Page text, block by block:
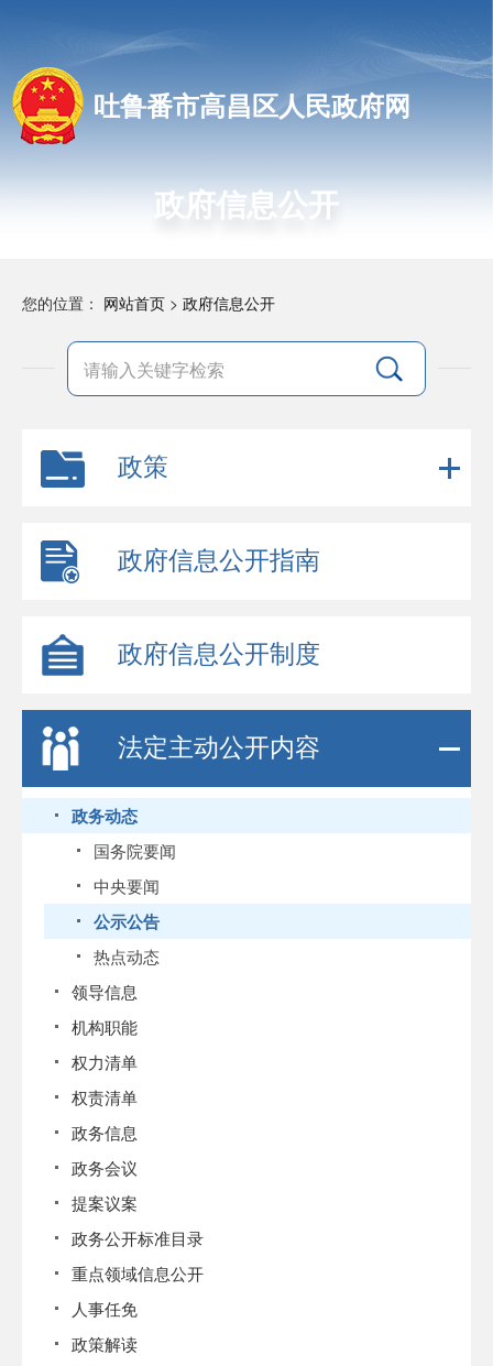
吐鲁番市高昌区人民政府网
政府信息公开
您的位置： 网站首页 > 政府信息公开
政策
政府信息公开指南
政府信息公开制度
法定主动公开内容
政务动态
国务院要闻
中央要闻
公示公告
热点动态
领导信息
机构职能
权力清单
权责清单
政务信息
政务会议
提案议案
政务公开标准目录
重点领域信息公开
人事任免
政策解读